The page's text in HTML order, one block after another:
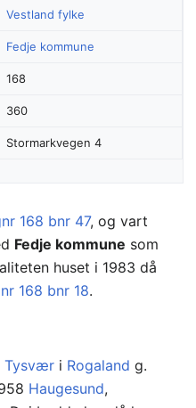
Vestland fylke
Fedje kommune
168
360
Stormarkvegen 4
168 bnr 47, og vart
Fedje kommune som
huset i 1983 då
168 bnr 18.
Tysvær i Rogaland g.
Haugesund,